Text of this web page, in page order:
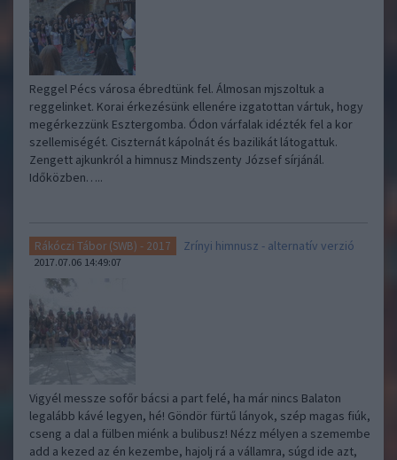
Reggel Pécs városa ébredtünk fel. Álmosan mjszoltuk a
reggelinket. Korai érkezésünk ellenére izgatottan vártuk, hogy
megérkezzünk Esztergomba. Ódon várfalak idézték fel a kor
szellemiségét. Ciszternát kápolnát és bazilikát látogattuk.
Zengett ajkunkról a himnusz Mindszenty József sírjánál.
Időközben…..
Rákóczi Tábor (SWB) - 2017 Zrínyi himnusz - alternatív verzió
2017.07.06 14:49:07
Vigyél messze sofőr bácsi a part felé, ha már nincs Balaton
legalább kávé legyen, hé! Göndör fürtű lányok, szép magas fiúk,
cseng a dal a fülben miénk a bulibusz! Nézz mélyen a szemembe
add a kezed az én kezembe, hajolj rá a vállamra, súgd ide azt,